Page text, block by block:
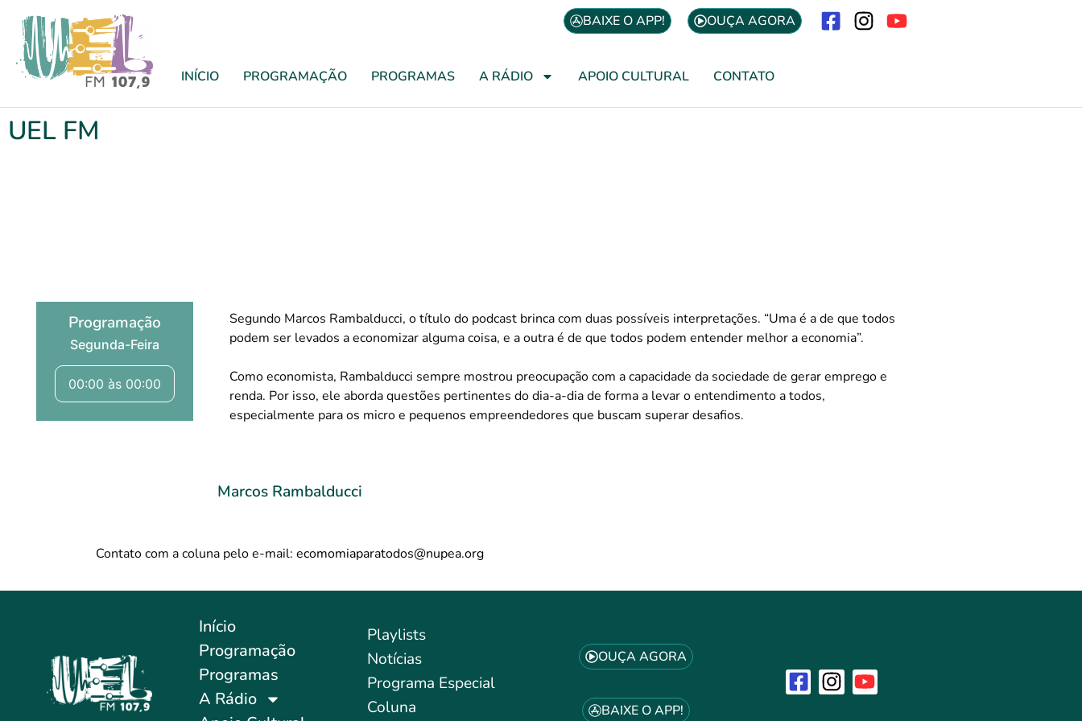
BAIXE O APP! OUÇA AGORA
INÍCIO PROGRAMAÇÃO PROGRAMAS A RÁDIO APOIO CULTURAL CONTATO
UEL FM
Programação
Segunda-Feira
00:00 às 00:00
Segundo Marcos Rambalducci, o título do podcast brinca com duas possíveis interpretações. “Uma é a de que todos
podem ser levados a economizar alguma coisa, e a outra é de que todos podem entender melhor a economia”.
Como economista, Rambalducci sempre mostrou preocupação com a capacidade da sociedade de gerar emprego e
renda. Por isso, ele aborda questões pertinentes do dia-a-dia de forma a levar o entendimento a todos,
especialmente para os micro e pequenos empreendedores que buscam superar desafios.
Marcos Rambalducci
Contato com a coluna pelo e-mail: ecomomiaparatodos@nupea.org
Início
Programação
Programas
A Rádio
Playlists
Notícias
Programa Especial
Coluna
OUÇA AGORA
BAIXE O APP!